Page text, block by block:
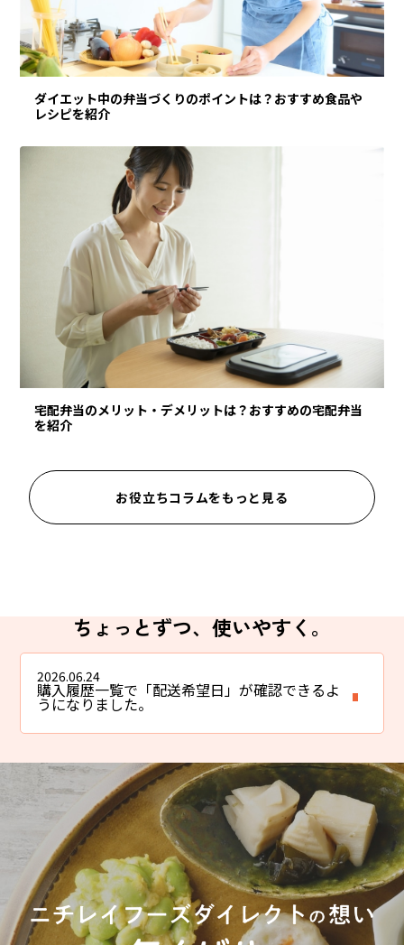
ダイエット中の弁当づくりのポイントは？おすすめ食品や
レシピを紹介
宅配弁当のメリット・デメリットは？おすすめの宅配弁当
を紹介
お役立ちコラムをもっと見る
ちょっとずつ、使いやすく。
2026.06.24
購入履歴一覧で「配送希望日」が確認できるよ
うになりました。